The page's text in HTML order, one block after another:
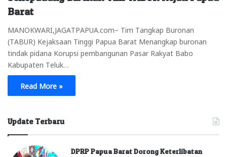
Barat
MANOKWARI,JAGATPAPUA.com– Tim Tangkap Buronan
(TABUR) Kejaksaan Tinggi Papua Barat Menangkap buronan
tindak pidana Korupsi pembangunan Pasar Rakyat Babo
Kabupaten Teluk…
Read More »
Update Terbaru
DPRP Papua Barat Dorong Keterlibatan